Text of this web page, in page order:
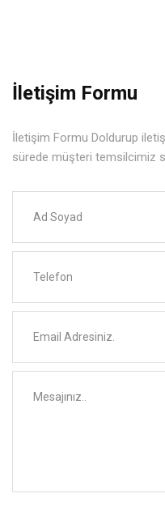
İletişim Formu
İletişim Formu Doldurup
sürede müşteri temsilcimiz